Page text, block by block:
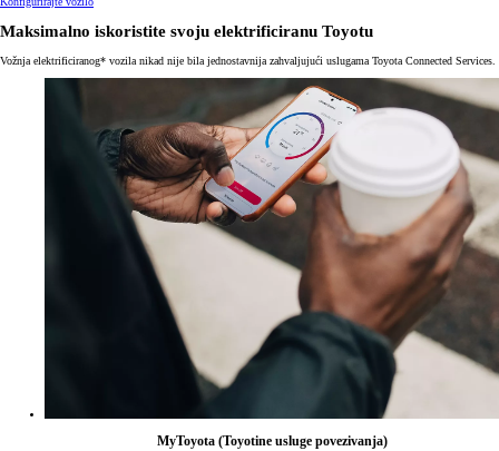
Maksimalno iskoristite svoju elektrificiranu Toyotu
Vožnja elektrificiranog* vozila nikad nije bila jednostavnija zahvaljujući uslugama Toyota Connected Services.
MyToyota (Toyotine usluge povezivanja)